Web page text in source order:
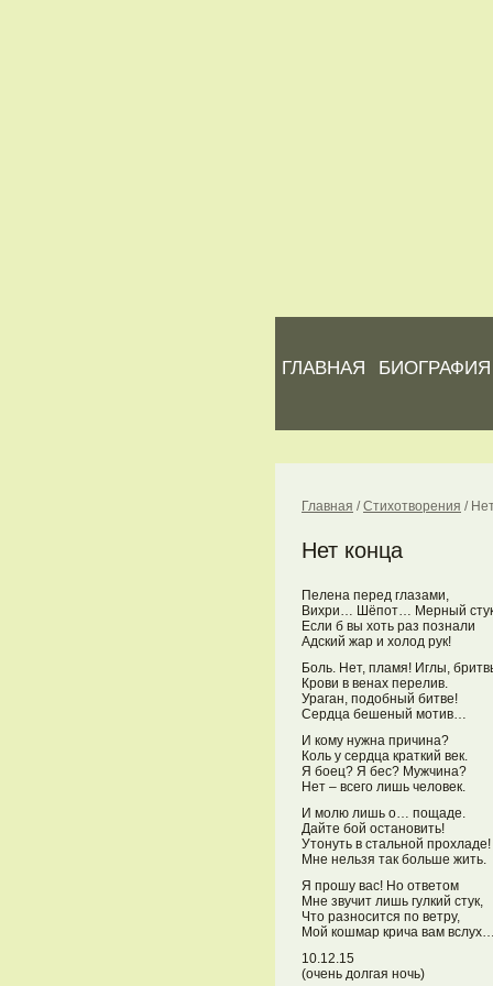
ГЛАВНАЯ БИОГРАФИЯ
Главная /Стихотворения /
Нет конца
Пелена перед глазами,
Вихри… Шёпот… Мерный
Если б вы хоть раз познали
Адский жар и холод рук!
Боль. Нет, пламя! Иглы,
Крови в венах перелив.
Ураган, подобный битве!
Сердца бешеный мотив…
И кому нужна причина?
Коль у сердца краткий век.
Я боец? Я бес? Мужчина?
Нет – всего лишь человек.
И молю лишь о… пощаде.
Дайте бой остановить!
Утонуть в стальной прохладе!
Мне нельзя так больше жить.
Я прошу вас! Но ответом
Мне звучит лишь гулкий стук,
Что разносится по ветру,
Мой кошмар крича вам
10.12.15
(очень долгая ночь)